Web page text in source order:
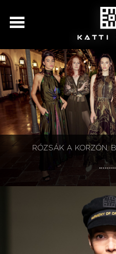
KATTI ZOÓB 30,
RÓZSÁK A KORZÓN,
KATTI ZOÓB
KATTI ZOÓB 30,